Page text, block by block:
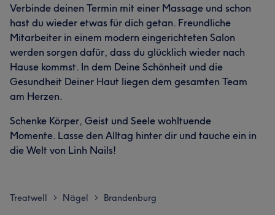
Verbinde deinen Termin mit einer Massage und schon
hast du wieder etwas für dich getan. Freundliche
Mitarbeiter in einem modern eingerichteten Salon
werden sorgen dafür, dass du glücklich wieder nach
Hause kommst. In dem Deine Schönheit und die
Gesundheit Deiner Haut liegen dem gesamten Team
am Herzen.
Schenke Körper, Geist und Seele wohltuende
Momente. Lasse den Alltag hinter dir und tauche ein in
die Welt von Linh Nails!
Treatwell > Nägel > Brandenburg